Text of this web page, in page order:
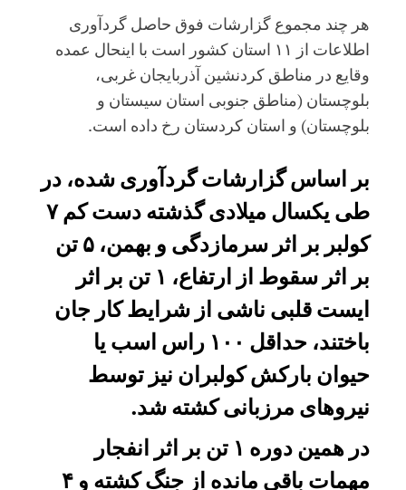
هر چند مجموع گزارشات فوق حاصل گردآوری
اطلاعات از ۱۱ استان کشور است با اینحال عمده
وقایع در مناطق کردنشین آذربایجان غربی،
بلوچستان (مناطق جنوبی استان سیستان و
بلوچستان) و استان کردستان رخ داده است.
بر اساس گزارشات گردآوری شده، در
طی یکسال میلادی گذشته دست کم ۷
کولبر بر اثر سرمازدگی و بهمن، ۵ تن
بر اثر سقوط از ارتفاع، ۱ تن بر اثر
ایست قلبی ناشی از شرایط کار جان
باختند، حداقل ۱۰۰ راس اسب یا
حیوان بارکش کولبران نیز توسط
نیروهای مرزبانی کشته شد.
در همین دوره ۱ تن بر اثر انفجار
مهمات باقی مانده از جنگ کشته و ۴